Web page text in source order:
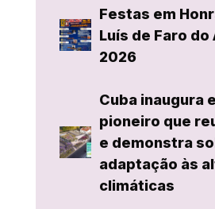
Festas em
Luís de Faro
2026
Cuba inaugura
pioneiro que
e demonstra
adaptação às
climáticas